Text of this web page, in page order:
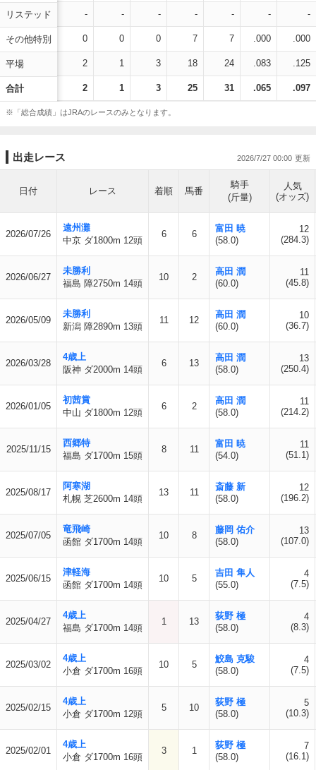
リステッド
その他特別
平場
合計
- - - - - - -
0 0 0 7 7 .000 .000
2 1 3 18 24 .083 .125
2 1 3 25 31 .065 .097
※「総合成績」はJRAのレースのみとなります。
出走レース 2026/7/27 00:00
日付 レース 着順 馬番
騎手
(斤量)
人気
(オッズ)
2026/07/26
遠州灘
中京 ダ1800m 12頭
6 6
富田 暁
(58.0)
12
(284.3)
2026/06/27
未勝利
福島 障2750m 14頭
10 2
高田 潤
(60.0)
11
(45.8)
2026/05/09
未勝利
新潟 障2890m 13頭
11 12
高田 潤
(60.0)
10
(36.7)
2026/03/28
4歳上
阪神 ダ2000m 14頭
6 13
高田 潤
(58.0)
13
(250.4)
2026/01/05
初茜賞
中山 ダ1800m 12頭
6 2
高田 潤
(58.0)
11
(214.2)
2025/11/15
西郷特
福島 ダ1700m 15頭
8 11
富田 暁
(54.0)
11
(51.1)
2025/08/17
阿寒湖
札幌 芝2600m 14頭
13 11
斎藤 新
(58.0)
12
(196.2)
2025/07/05
竜飛崎
函館 ダ1700m 14頭
10 8
藤岡 佑介
(58.0)
13
(107.0)
2025/06/15
津軽海
函館 ダ1700m 14頭
10 5
吉田 隼人
(55.0)
4
(7.5)
2025/04/27
4歳上
福島 ダ1700m 14頭
1 13
荻野 極
(58.0)
4
(8.3)
2025/03/02
4歳上
小倉 ダ1700m 16頭
10 5
鮫島 克駿
(58.0)
4
(7.5)
2025/02/15
4歳上
小倉 ダ1700m 12頭
5 10
荻野 極
(58.0)
5
(10.3)
2025/02/01
4歳上
小倉 ダ1700m 16頭
3 1
荻野 極
(58.0)
7
(16.1)